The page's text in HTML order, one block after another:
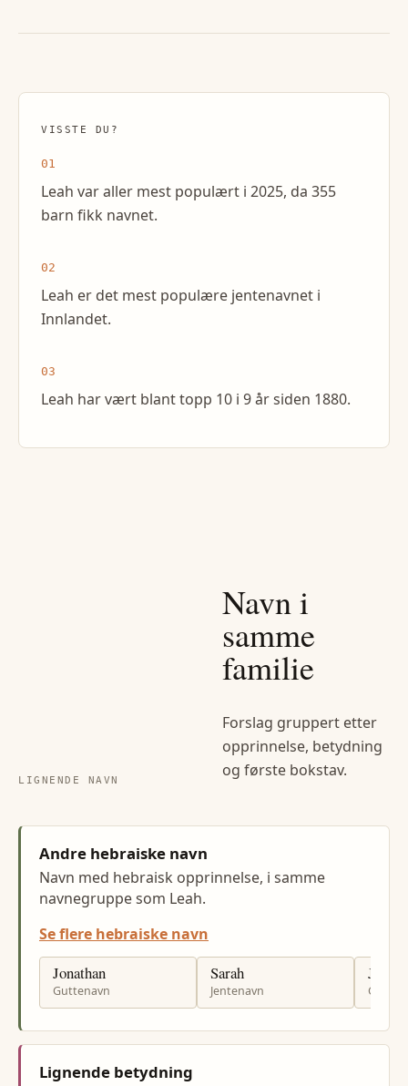
VISSTE DU?
01
Leah var aller mest populært i 2025, da 355
barn fikk navnet.
02
Leah er det mest populære jentenavnet i
Innlandet.
03
Leah har vært blant topp 10 i 9 år siden 1880.
LIGNENDE NAVN
Navn i
samme
familie
Forslag gruppert etter
opprinnelse, betydning
og første bokstav.
Andre hebraiske navn
Navn med hebraisk opprinnelse, i samme
navnegruppe som Leah.
Se flere hebraiske navn
Jonathan
Guttenavn
Sarah
Jentenavn
Jacob
Lignende betydning